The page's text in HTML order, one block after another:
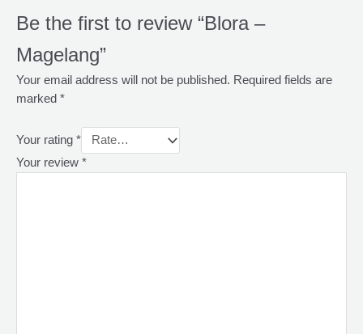
Be the first to review “Blora –
Magelang”
Your email address will not be published. Required fields are
marked *
Your rating *
Your review *